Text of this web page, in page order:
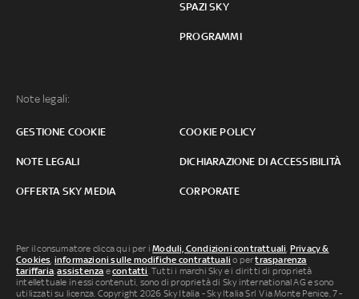
SPAZI SKY
PROGRAMMI
Note legali:
GESTIONE COOKIE COOKIE POLICY
NOTE LEGALI DICHIARAZIONE DI ACCESSIBILITÀ
OFFERTA SKY MEDIA CORPORATE
Per il consumatore clicca qui per iModuli, Condizioni contrattuali, Privacy &
Cookies, informazioni sulle modifiche contrattuali o pertrasparenza
tariffaria,assistenza econtatti. Tutti i marchi Sky e i diritti di proprietà
intellettuale in essi contenuti, sono di proprietà di Sky international AG e sono
utilizzati su licenza. Copyright 2026 Sky Italia - Sky Italia Srl Via Monte Penice, 7 -